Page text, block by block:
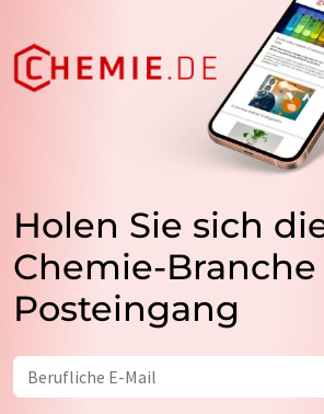
Holen Sie sich
Chemie-
Posteingang